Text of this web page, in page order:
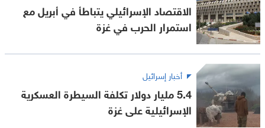
الاقتصاد الإسرائيلي يتباطأ في أبريل مع
استمرار الحرب في غزة
أخبار إسرائيل
5.4 مليار دولار تكلفة السيطرة العسكرية
الإسرائيلية على غزة